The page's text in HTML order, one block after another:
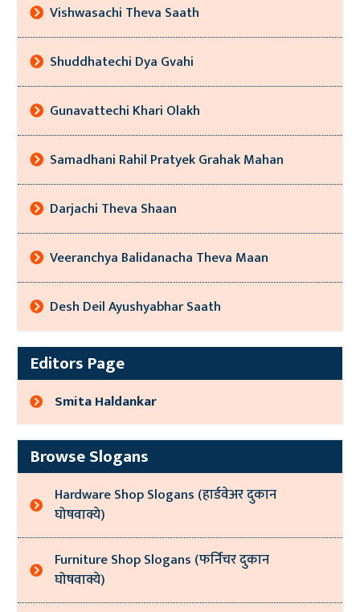
Vishwasachi Theva Saath
Shuddhatechi Dya Gvahi
Gunavattechi Khari Olakh
Samadhani Rahil Pratyek Grahak Mahan
Darjachi Theva Shaan
Veeranchya Balidanacha Theva Maan
Desh Deil Ayushyabhar Saath
Editors Page
Smita Haldankar
Browse Slogans
Hardware Shop Slogans (हार्डवेअर दुकान
घोषवाक्ये)
Furniture Shop Slogans (फर्निचर दुकान
घोषवाक्ये)